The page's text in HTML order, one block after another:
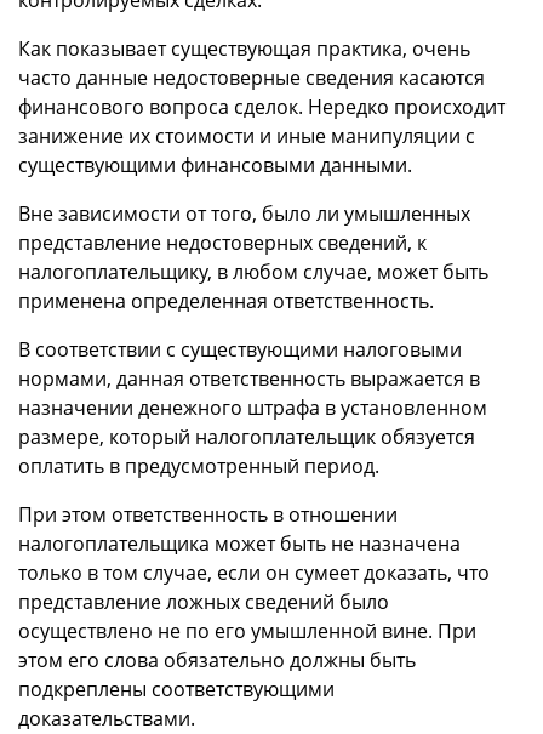
Как показывает существующая практика, очень
часто данные недостоверные сведения касаются
финансового вопроса сделок. Нередко происходит
занижение их стоимости и иные манипуляции с
существующими финансовыми данными.
Вне зависимости от того, было ли умышленных
представление недостоверных сведений, к
налогоплательщику, в любом случае, может быть
применена определенная ответственность.
В соответствии с существующими налоговыми
нормами, данная ответственность выражается в
назначении денежного штрафа в установленном
размере, который налогоплательщик обязуется
оплатить в предусмотренный период.
При этом ответственность в отношении
налогоплательщика может быть не назначена
только в том случае, если он сумеет доказать, что
представление ложных сведений было
осуществлено не по его умышленной вине. При
этом его слова обязательно должны быть
подкреплены соответствующими
доказательствами.